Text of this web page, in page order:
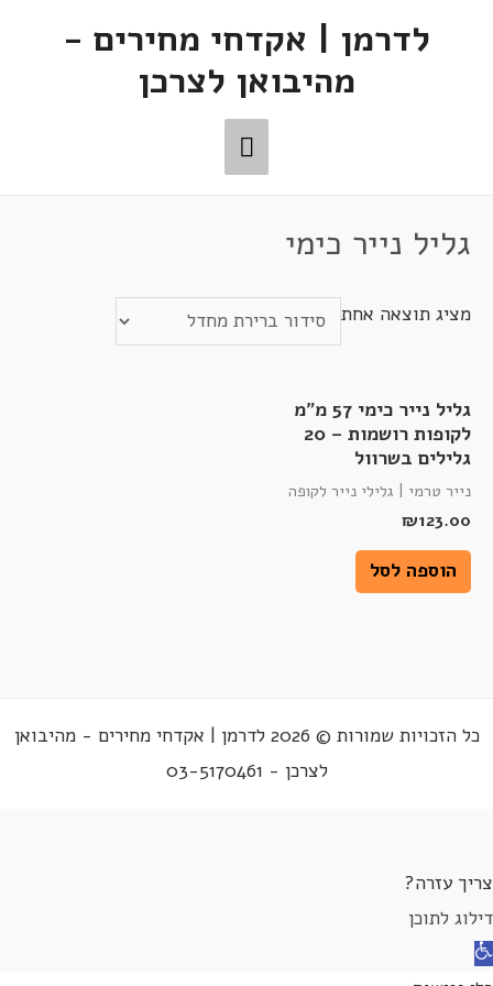
לדרמן | אקדחי מחירים -
מהיבואן לצרכן
גליל נייר כימי
מציג תוצאה אחת
גליל נייר כימי 57 מ"מ
לקופות רושמות – 20
גלילים בשרוול
נייר טרמי | גלילי נייר לקופה
₪123.00
הוספה לסל
כל הזכויות שמורות © 2026 לדרמן | אקדחי מחירים - מהיבואן
לצרכן - 03-5170461
צריך עזרה?
דילוג לתוכן
פתח